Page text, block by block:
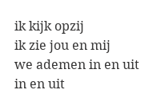
ik kijk opzij
ik zie jou en mij
we ademen in en uit
in en uit